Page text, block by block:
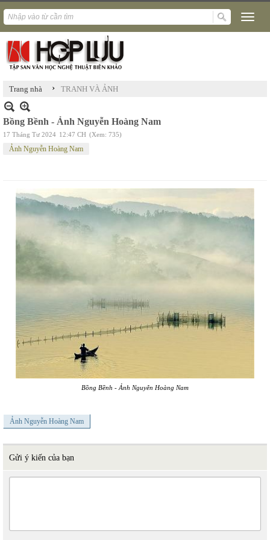
Trang nhà › TRANH VÀ ẢNH
Bồng Bềnh - Ảnh Nguyễn Hoàng Nam
17 Tháng Tư 2024 12:47 CH (Xem: 735)
Ảnh Nguyễn Hoàng Nam
Bồng Bềnh - Ảnh Nguyễn Hoàng Nam
Ảnh Nguyễn Hoàng Nam
Gửi ý kiến của bạn